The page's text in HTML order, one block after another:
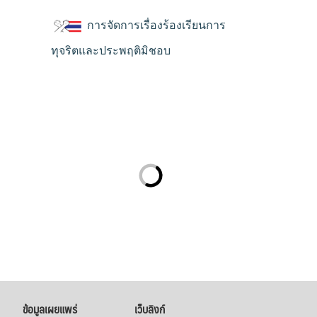
การจัดการเรื่องร้องเรียนการ
ทุจริตและประพฤติมิชอบ
ข้อมูลเผยแพร่ เว็บลิงก์